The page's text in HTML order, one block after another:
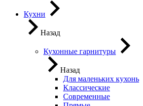
Кухни
Назад
Кухонные гарнитуры
Назад
Для маленьких кухонь
Классические
Современные